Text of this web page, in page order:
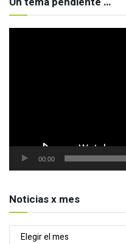
00:00
Noticias x mes
Noticias